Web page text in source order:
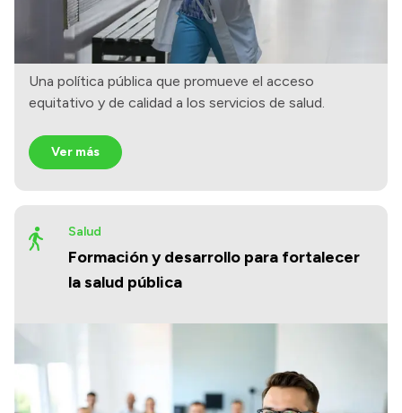
Una política pública que promueve el acceso
equitativo y de calidad a los servicios de salud.
Ver más
Formación y desarrollo para fortalecer
la salud pública
Salud